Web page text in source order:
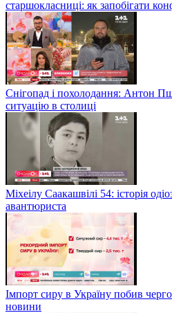
старшокласниці: як запобігати
Снігопад і похолодання: Антон
ситуацію в столиці
Міхеілу Саакашвілі 54: історія
авантюриста
Імпорт сиру в Україну побив
новини